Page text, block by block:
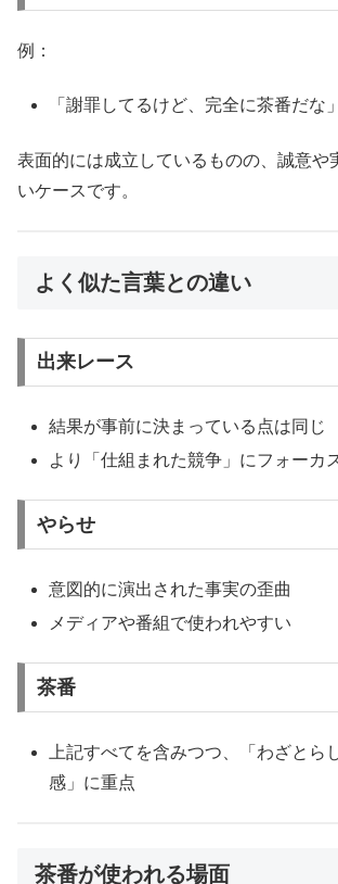
例：
「謝罪してるけど、完全に茶番だな」
表面的には成立しているものの、誠意や
いケースです。
よく似た言葉との違い
出来レース
結果が事前に決まっている点は同じ
より「仕組まれた競争」にフォーカ
やらせ
意図的に演出された事実の歪曲
メディアや番組で使われやすい
茶番
上記すべてを含みつつ、「わざとら
感」に重点
茶番が使われる場面